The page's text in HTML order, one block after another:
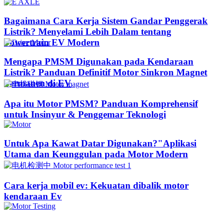
Bagaimana Cara Kerja Sistem Gandar Penggerak
Listrik? Menyelami Lebih Dalam tentang
Powertrain EV Modern
Mengapa PMSM Digunakan pada Kendaraan
Listrik? Panduan Definitif Motor Sinkron Magnet
Permanen di EV
Apa itu Motor PMSM? Panduan Komprehensif
untuk Insinyur & Penggemar Teknologi
Untuk Apa Kawat Datar Digunakan?"Aplikasi
Utama dan Keunggulan pada Motor Modern
Cara kerja mobil ev: Kekuatan dibalik motor
kendaraan Ev